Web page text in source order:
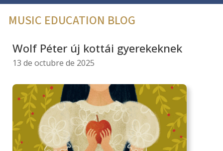
MUSIC EDUCATION BLOG
Wolf Péter új kottái gyerekeknek
13 de octubre de 2025